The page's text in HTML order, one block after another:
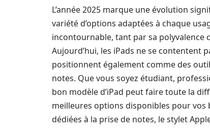
L’année 2025 marque une évolution
variété d’options adaptées à chaque
incontournable, tant par sa polyvalence
Aujourd’hui, les iPads ne se contentent
positionnent également comme des
notes. Que vous soyez étudiant,
bon modèle d’iPad peut faire toute la
meilleures options disponibles pour vos
dédiées à la prise de notes, le stylet